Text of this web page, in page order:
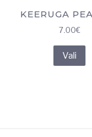
KEERUGA
7.00€
Vali